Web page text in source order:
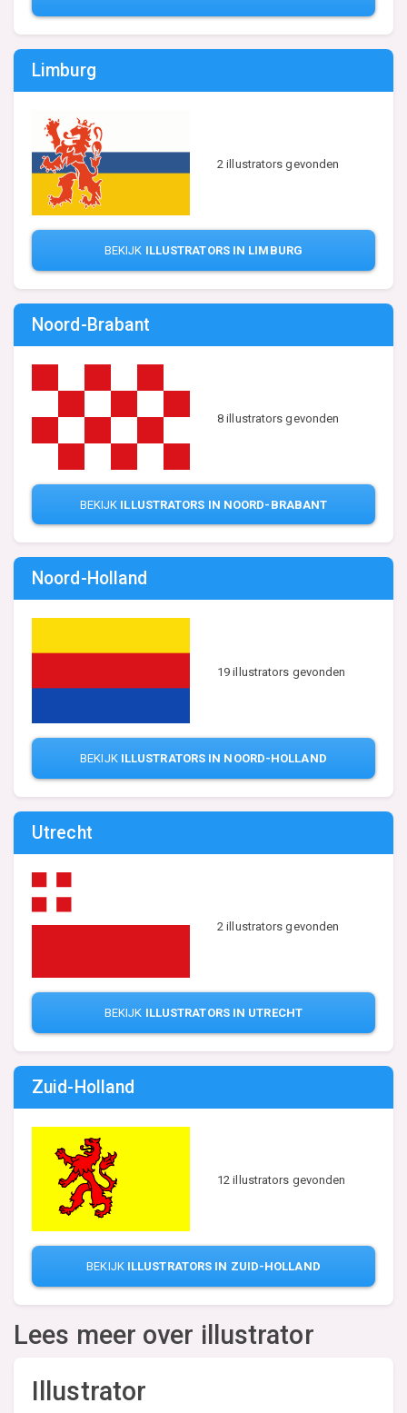
Limburg
2 illustrators gevonden
BEKIJK ILLUSTRATORS IN LIMBURG
Noord-Brabant
8 illustrators gevonden
BEKIJK ILLUSTRATORS IN NOORD-BRABANT
Noord-Holland
19 illustrators gevonden
BEKIJK ILLUSTRATORS IN NOORD-HOLLAND
Utrecht
2 illustrators gevonden
BEKIJK ILLUSTRATORS IN UTRECHT
Zuid-Holland
12 illustrators gevonden
BEKIJK ILLUSTRATORS IN ZUID-HOLLAND
Lees meer over illustrator
Illustrator